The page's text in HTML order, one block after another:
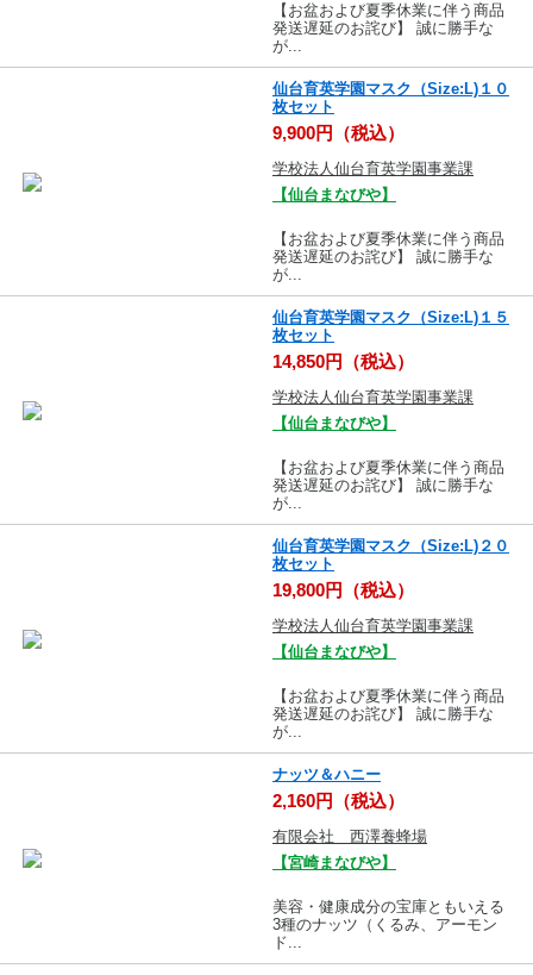
【お盆および夏季休業に伴う商品
発送遅延のお詫び】 誠に勝手な
が...
仙台育英学園マスク（Size:L)１０
枚セット
9,900円（税込）
学校法人仙台育英学園事業課
【仙台まなびや】
【お盆および夏季休業に伴う商品
発送遅延のお詫び】 誠に勝手な
が...
仙台育英学園マスク（Size:L)１５
枚セット
14,850円（税込）
学校法人仙台育英学園事業課
【仙台まなびや】
【お盆および夏季休業に伴う商品
発送遅延のお詫び】 誠に勝手な
が...
仙台育英学園マスク（Size:L)２０
枚セット
19,800円（税込）
学校法人仙台育英学園事業課
【仙台まなびや】
【お盆および夏季休業に伴う商品
発送遅延のお詫び】 誠に勝手な
が...
ナッツ＆ハニー
2,160円（税込）
有限会社 西澤養蜂場
【宮崎まなびや】
美容・健康成分の宝庫ともいえる
3種のナッツ（くるみ、アーモン
ド...